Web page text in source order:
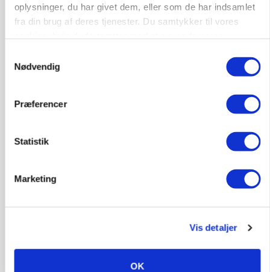
oplysninger, du har givet dem, eller som de har indsamlet
fra din brug af deres tjenester. Du samtykker til vores
Nødvendig
Præferencer
Statistik
Marketing
Vis detaljer
OK
økoproduktion
På døgnvagt i høsten